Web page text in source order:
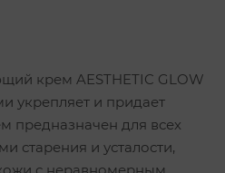
крем AESTHETIC GLOW
укрепляет и придает
предназначен для всех
старения и усталости,